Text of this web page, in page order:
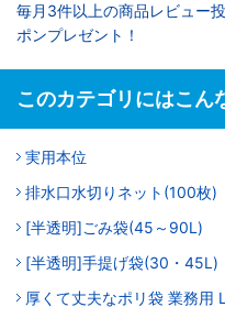
毎月3件以上の商品レビュー
ポンプレゼント！
このカテゴリにはこん
実用本位
排水口水切りネット(100枚)
[半透明]ごみ袋(45～90L)
[半透明]手提げ袋(30・45L)
厚くて丈夫なポリ袋 業務用